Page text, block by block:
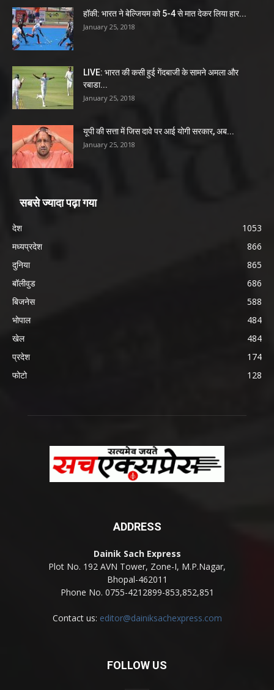
हॉकी: भारत ने बेल्जियम को 5-4 से मात देकर लिया हार...
January 25, 2018
LIVE: भारत की कसी हुई गेंदबाजी के सामने अमला और
रबाडा...
January 25, 2018
यूपी की सत्ता में जिस दावे पर आई योगी सरकार, अब...
January 25, 2018
सबसे ज्यादा पढ़ा गया
देश
1053
मध्यप्रदेश
866
दुनिया
865
बॉलीवुड
686
बिजनेस
588
भोपाल
484
खेल
484
प्रदेश
174
फोटो
128
ADDRESS
Dainik Sach Express
Plot No. 192 AVN Tower, Zone-I, M.P.Nagar,
Bhopal-462011
Phone No. 0755-4212899-853,852,851
Contact us: editor@dainiksachexpress.com
FOLLOW US